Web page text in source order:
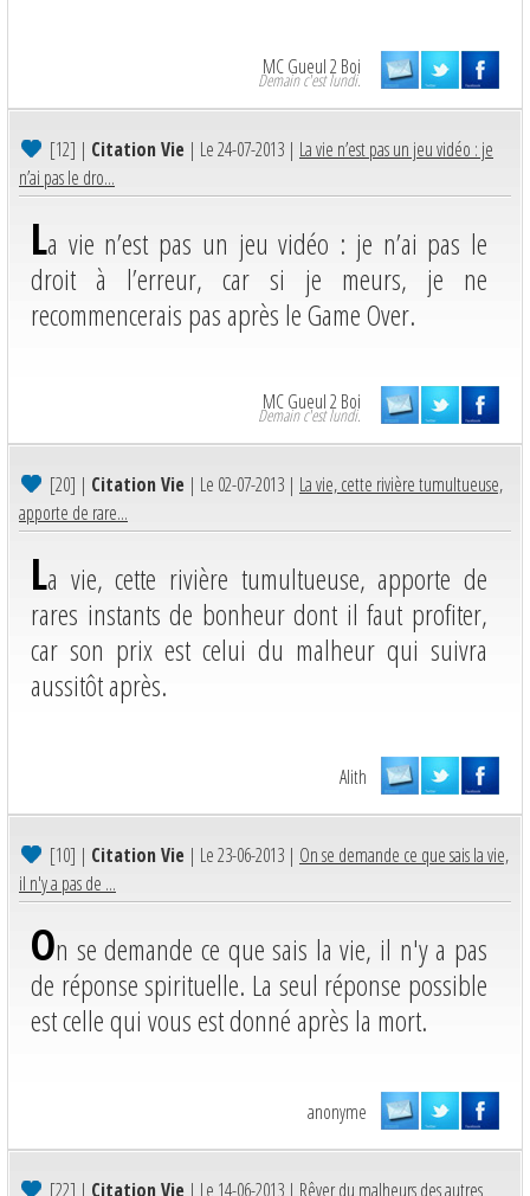
MC Gueul 2 Boi
Demain c'est lundi.
[12] | Citation Vie | Le 24-07-2013 | La vie n’est pas un jeu vidéo : je
n’ai pas le dro...
La vie n’est pas un jeu vidéo : je n’ai pas le
droit à l’erreur, car si je meurs, je ne
recommencerais pas après le Game Over.
MC Gueul 2 Boi
Demain c'est lundi.
[20] | Citation Vie | Le 02-07-2013 | La vie, cette rivière tumultueuse,
apporte de rare...
La vie, cette rivière tumultueuse, apporte de
rares instants de bonheur dont il faut profiter,
car son prix est celui du malheur qui suivra
aussitôt après.
Alith
[10] | Citation Vie | Le 23-06-2013 | On se demande ce que sais la vie,
il n'y a pas de ...
On se demande ce que sais la vie, il n'y a pas
de réponse spirituelle. La seul réponse possible
est celle qui vous est donné après la mort.
anonyme
[22] | Citation Vie | Le 14-06-2013 | Rêver du malheurs des autres